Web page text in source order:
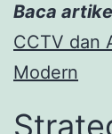
Baca
CCTV dan
Modern